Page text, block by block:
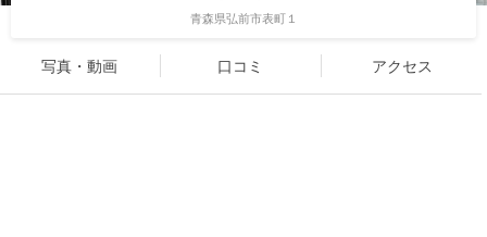
青森県弘前市表町１
写真・動画 口コミ アクセス